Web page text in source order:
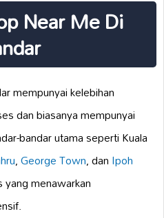
Near Me Di
mempunyai kelebihan
dan biasanya mempunyai
bandar utama seperti Kuala
,George Town, danIpoh
menawarkan